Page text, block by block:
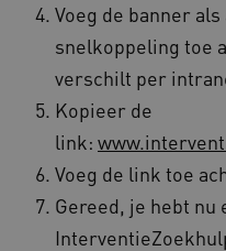
Voeg de banner
snelkoppeling toe
verschilt per
Kopieer de
link:
Voeg de link toe
Gereed, je hebt nu